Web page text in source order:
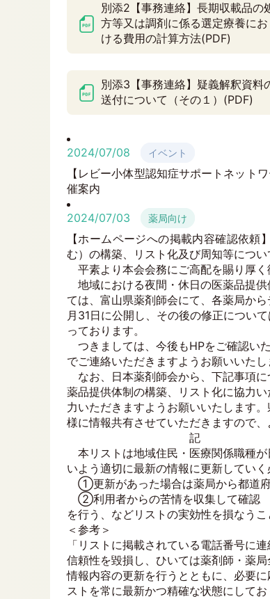
別添2【事務連絡】長期収載品の
方等又は調剤に係る選定療養にお
ける費用の計算方法(PDF)
別添3【事務連絡】疑義解釈資料
送付について（その１）(PDF)
2024/07/08 イベント
【レビー小体型認知症サポートネット
催案内
2024/07/03 薬局向け
【ホームページへの掲載内容確認依
む）の構築、リスト化及び周知等につい
平素より本会会務にご高配を賜り厚く
地域における夜間・休日の医薬品提
ては、富山県薬剤師会にて、各薬局か
月31日に公開し、その後の修正につい
っております。
つきましては、今後もHPをご確認い
でご連絡いただきますようお願いいたし
なお、日本薬剤師会から、下記事項
薬品提供体制の構築、リスト化に協力
力いただきますようお願いいたします
様に情報共有させていただきますので、
記
本リストは地域住民・医療関係職種
いよう適切に最新の情報に更新してい
①更新があった場合は薬局から都道
②利用者からの苦情を収集して確認
を行う、などリストの実効性を損なう
＜参考＞
「リストに掲載されている電話番号に
信頼性を毀損し、ひいては薬剤師・薬
情報内容の更新を行うとともに、必要
ストを常に最新かつ精確な状態にしてお